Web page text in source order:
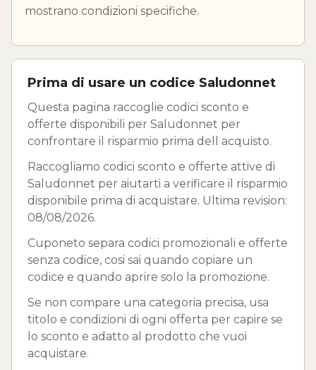
mostrano condizioni specifiche.
Prima di usare un codice Saludonnet
Questa pagina raccoglie codici sconto e
offerte disponibili per Saludonnet per
confrontare il risparmio prima dell acquisto.
Raccogliamo codici sconto e offerte attive di
Saludonnet per aiutarti a verificare il risparmio
disponibile prima di acquistare. Ultima revision:
08/08/2026.
Cuponeto separa codici promozionali e offerte
senza codice, cosi sai quando copiare un
codice e quando aprire solo la promozione.
Se non compare una categoria precisa, usa
titolo e condizioni di ogni offerta per capire se
lo sconto e adatto al prodotto che vuoi
acquistare.